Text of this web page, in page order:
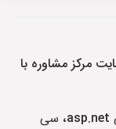
مرکز مشاوره با
asp.net، سی